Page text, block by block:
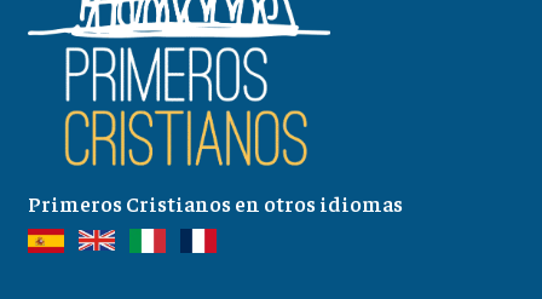
Primeros Cristianos en otros idiomas